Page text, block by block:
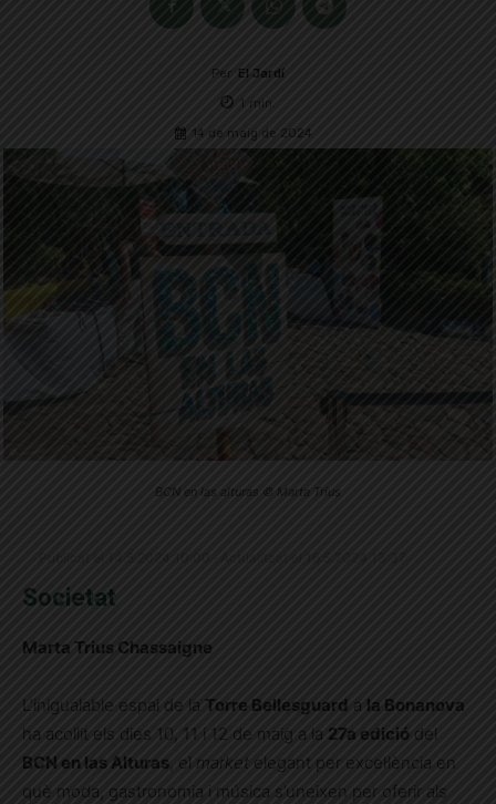
Per El Jardí
1 min.
14 de maig de 2024
BCN en las alturas © Marta Trius
Societat
Marta Trius Chassaigne
L’inigualable espai de la Torre Bellesguard a la Bonanova
ha acollit els dies 10, 11 i 12 de maig a la 27a edició del
BCN en las Alturas , el market elegant per excel·lència en
què moda, gastronomia i música s’uneixen per oferir als